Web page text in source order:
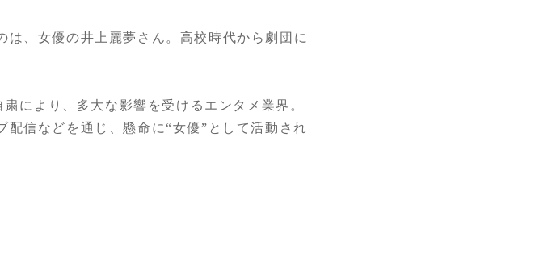
、女優の井上麗夢さん。高校時代から劇団に
により、多大な影響を受けるエンタメ業界。
信などを通じ、懸命に“女優”として活動され